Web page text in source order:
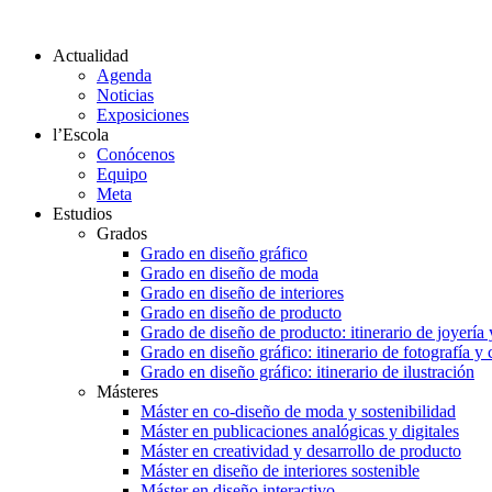
Actualidad
Agenda
Noticias
Exposiciones
l’Escola
Conócenos
Equipo
Meta
Estudios
Grados
Grado en diseño gráfico
Grado en diseño de moda
Grado en diseño de interiores
Grado en diseño de producto
Grado de diseño de producto: itinerario de joyería
Grado en diseño gráfico: itinerario de fotografía y
Grado en diseño gráfico: itinerario de ilustración
Másteres
Máster en co-diseño de moda y sostenibilidad
Máster en publicaciones analógicas y digitales
Máster en creatividad y desarrollo de producto
Máster en diseño de interiores sostenible